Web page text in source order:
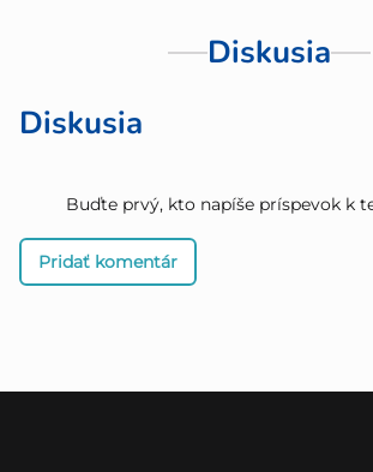
Diskusia
Diskusia
Buďte prvý, kto napíše príspevok k
Pridať komentár